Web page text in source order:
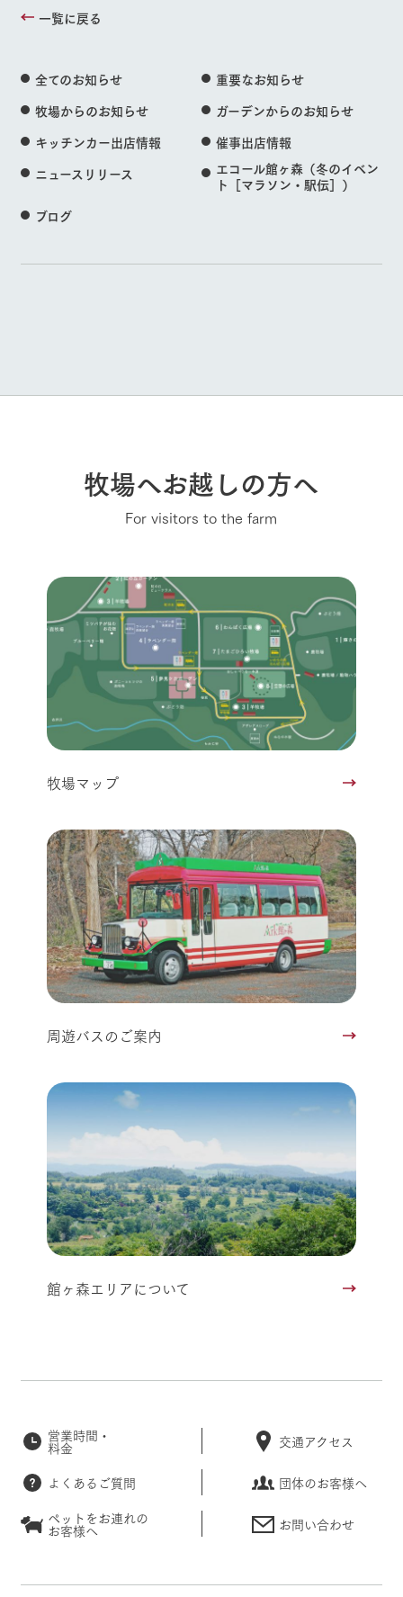
一覧に戻る
全てのお知らせ
重要なお知らせ
牧場からのお知らせ
ガーデンからのお知らせ
キッチンカー出店情報
催事出店情報
ニュースリリース
エコール館ヶ森（冬のイベン
ト［マラソン・駅伝］）
ブログ
牧場へお越しの方へ
For visitors to the farm
牧場マップ
周遊バスのご案内
館ヶ森エリアについて
営業時間・
料金 交通アクセス
よくあるご質問
団体のお客様へ
ペットをお連れの
お客様へ お問い合わせ